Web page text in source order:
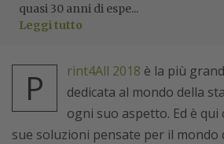
quasi 30 anni di espe...
Leggi tutto
P rint4All 2018 è la più
dedicata al mondo della
ogni suo aspetto. Ed è qui
sue soluzioni pensate per il